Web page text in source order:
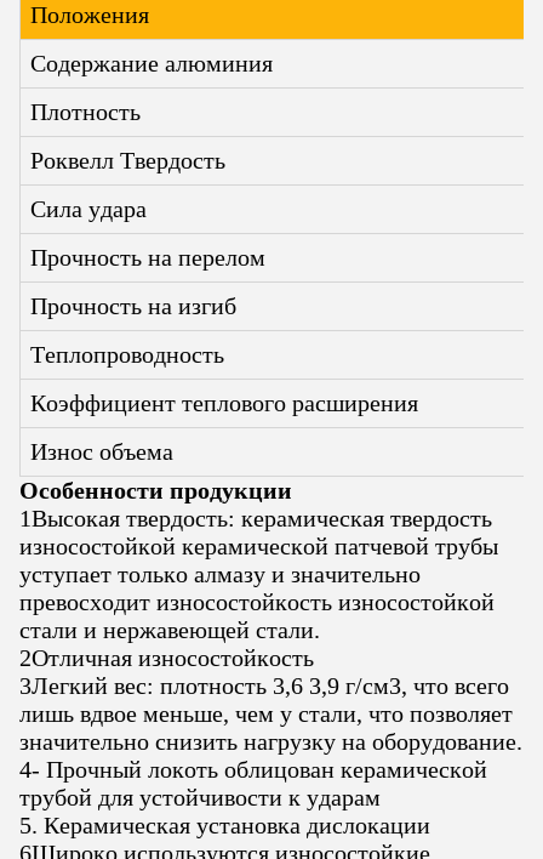
Положения
Содержание алюминия
Плотность
Роквелл Твердость
Сила удара
Прочность на перелом
Прочность на изгиб
Теплопроводность
Коэффициент теплового расширения
Износ объема
Особенности продукции
1Высокая твердость: керамическая твердость
износостойкой керамической патчевой трубы
уступает только алмазу и значительно
превосходит износостойкость износостойкой
стали и нержавеющей стали.
2Отличная износостойкость
3Легкий вес: плотность 3,6 3,9 г/см3, что всего
лишь вдвое меньше, чем у стали, что позволяет
значительно снизить нагрузку на оборудование.
4- Прочный локоть облицован керамической
трубой для устойчивости к ударам
5. Керамическая установка дислокации
6Широко используются износостойкие